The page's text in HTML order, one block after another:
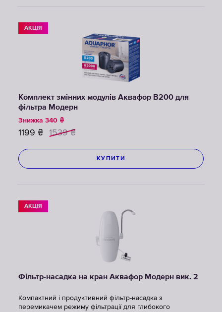
АКЦІЯ
Комплект змінних модулів Аквафор В200 для
фільтра Модерн
Знижка 340 ₴
1199 ₴ 1539 ₴
КУПИТИ
АКЦІЯ
Фільтр-насадка на кран Аквафор Модерн вик. 2
Компактний і продуктивний фільтр-насадка з
перемикачем режиму фільтрації для глибокого